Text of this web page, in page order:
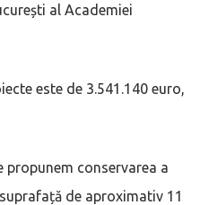
al Academiei
este de 3.541.140 euro,
conservarea a
de aproximativ 11